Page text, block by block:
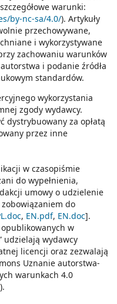
warunki:
by-nc-sa/4.0/). Artykuły
przechowywane,
i wykorzystywane
zachowaniu warunków
i podanie źródła
standardów.
wykorzystania
zgody wydawcy.
dystrybuowany za opłatą
przez inne
w czasopiśmie
do wypełnienia,
umowy o udzielenie
do
, EN.pdf, EN.doc].
w
udzielają wydawcy
licencji oraz zezwalają
Uznanie autorstwa-
warunkach 4.0
).